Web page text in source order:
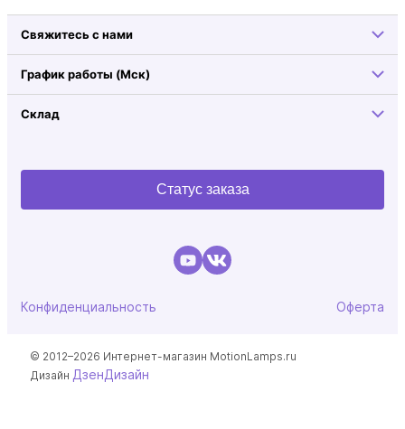
Свяжитесь с нами
График работы (Мск)
Склад
Статус заказа
Конфиденциальность Оферта
© 2012–2026 Интернет-магазин MotionLamps.ru
Дизайн ДзенДизайн